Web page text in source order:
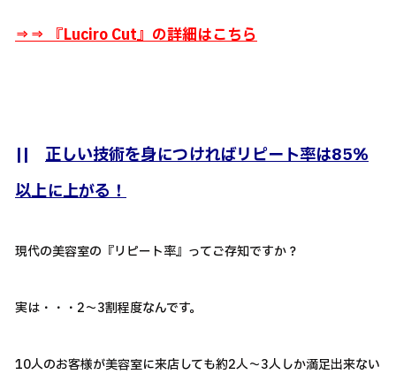
⇒⇒ 『Luciro Cut』の詳細はこちら
|| 正しい技術を身につければリピート率は85％
以上に上がる！
現代の美容室の『リピート率』ってご存知ですか？
実は・・・2～3割程度なんです。
10人のお客様が美容室に来店しても約2人～3人しか満足出来ない